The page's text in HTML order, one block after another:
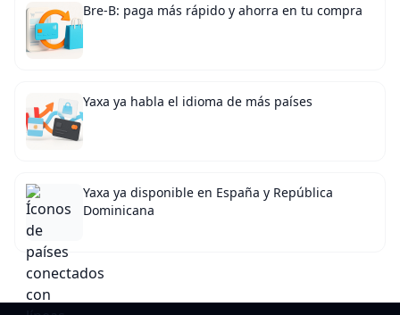
Bre-B: paga más rápido y ahorra en tu compra
Yaxa ya habla el idioma de más países
Yaxa ya disponible en España y República
Dominicana